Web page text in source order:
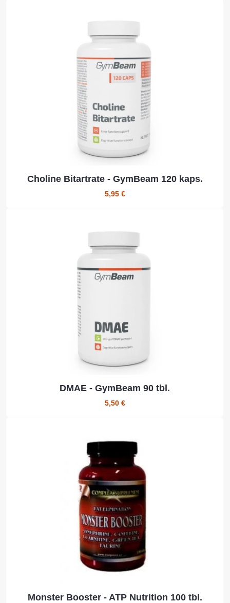
Choline Bitartrate - GymBeam 120 kaps.
5,95 €
DMAE - GymBeam 90 tbl.
5,50 €
Monster Booster - ATP Nutrition 100 tbl.